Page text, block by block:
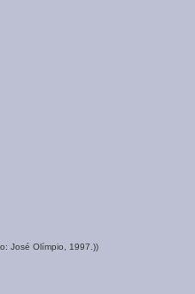
José Olímpio, 1997.))